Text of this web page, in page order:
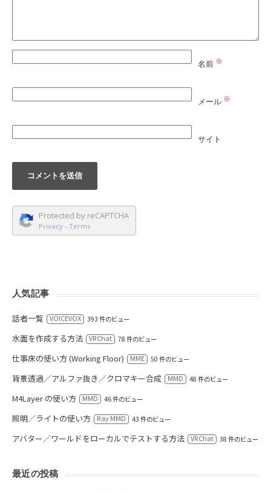
名前 ※
メール ※
サイト
Protected by reCAPTCHA
Privacy - Terms
人気記事
話者一覧 VOICEVOX 393 件のビュー
水面を作成する方法 VRChat 78 件のビュー
仕事床の使い方 (Working Floor) MME 50 件のビュー
背景透過／アルファ抜き／クロマキー合成 MMD 48 件のビュー
M4Layer の使い方 MMD 46 件のビュー
照明／ライトの使い方 Ray MMD 43 件のビュー
アバター／ワールドをローカルでテストする方法 VRChat 38 件のビュー
最近の投稿